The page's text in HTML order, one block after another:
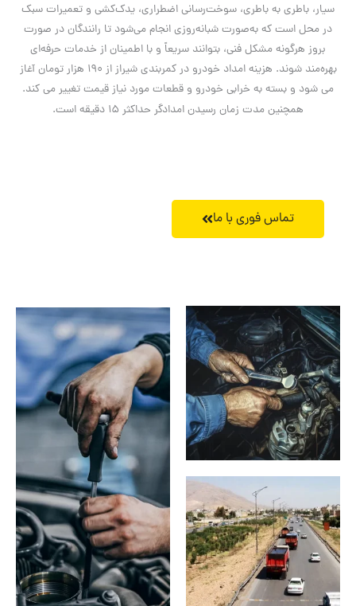
سیار، باطری به باطری، سوخت‌رسانی اضطراری، یدک‌کشی و تعمیرات سبک
در محل است که به‌صورت شبانه‌روزی انجام می‌شود تا رانندگان در صورت
بروز هرگونه مشکل فنی، بتوانند سریعاً و با اطمینان از خدمات حرفه‌ای
بهره‌مند شوند. هزینه امداد خودرو در کمربندی شیراز از 190 هزار تومان آغاز
می شود و بسته به خرابی خودرو و قطعات مورد نیاز قیمت تغییر می کند.
همچنین مدت زمان رسیدن امدادگر حداکثر 15 دقیقه است.
تماس فوری با ما